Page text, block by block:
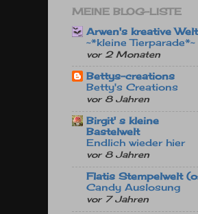
MEINE BLOG-LISTE
Arwen's kreative Welt
~*kleine Tierparade*~
vor 2 Monaten
Bettys-creations
Betty's Creations
vor 8 Jahren
Birgit' s kleine
Bastelwelt
Endlich wieder hier
vor 8 Jahren
Flatis Stempelwelt
Candy Auslosung
vor 7 Jahren